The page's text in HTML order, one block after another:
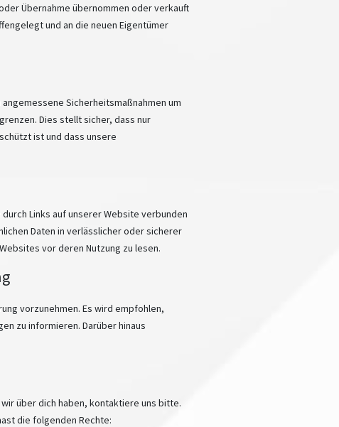
Übernahme übernommen oder verkauft
und an die neuen Eigentümer
Sicherheitsmaßnahmen um
Dies stellt sicher, dass nur
ist und dass unsere
Links auf unserer Website verbunden
Daten in verlässlicher oder sicherer
vor deren Nutzung zu lesen.
vorzunehmen. Es wird empfohlen,
zu informieren. Darüber hinaus
über dich haben, kontaktiere uns bitte.
die folgenden Rechte: